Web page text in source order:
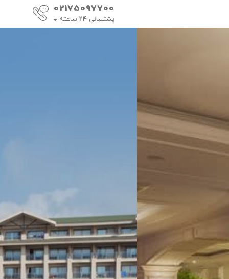
02175097700
پشتیبانی 24 ساعته